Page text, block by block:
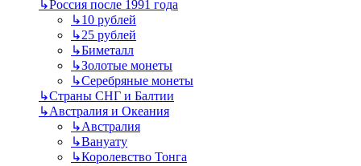
↳Россия после 1991 года
↳10 рублей
↳25 рублей
↳Биметалл
↳Золотые монеты
↳Серебряные монеты
↳Страны СНГ и Балтии
↳Австралия и Океания
↳Австралия
↳Вануату
↳Королевство Тонга